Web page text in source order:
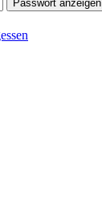
Passwort anzeigen